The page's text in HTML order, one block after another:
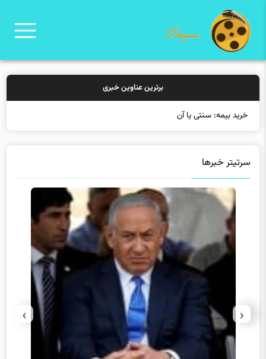
برترین عناوین خبری
خرید بیمه: سنتی یا آنلاین؟ ک
سرتیتر خبرها
‹
›